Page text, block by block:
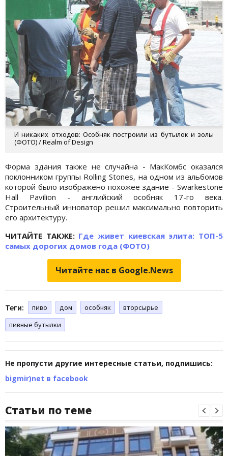
И никаких отходов: Особняк построили из бутылок и золы
(ФОТО) / Realm of Design
Форма здания также не случайна - МакКомбс оказался
поклонником группы Rolling Stones, на одном из альбомов
которой было изображено похожее здание - Swarkestone
Hall Pavilion - английский особняк 17-го века.
Строительный инноватор решил максимально повторить
его архитектуру.
ЧИТАЙТЕ ТАКЖЕ: Где живет киевская элита: ТОП-5
самых дорогих домов года (ФОТО)
Читайте нас в Google.News
Теги: пиво дом особняк
вторсырье
пивные бутылки
Не пропусти другие интересные статьи, подпишись:
bigmir)net в facebook
Статьи по теме